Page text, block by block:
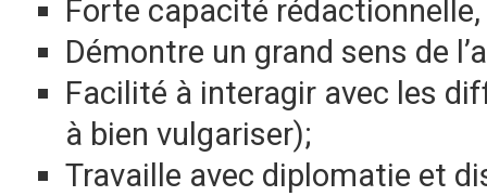
Forte capacité rédactionnelle,
Démontre un grand sens de
Facilité à interagir avec les
à bien vulgariser);
Travaille avec diplomatie et